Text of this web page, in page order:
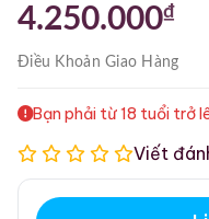
4.250.000₫
Điều KhoảnGiao Hàng
Bạn phải từ 18 tuổi trở
Viết